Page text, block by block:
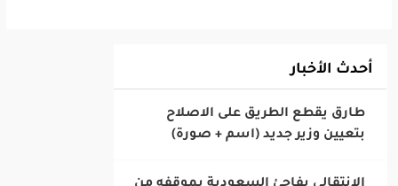
أحدث الأخبار
‎طارق يقطع الطريق على الاصلاح
بتعيين وزير جديد (اسم + صورة)